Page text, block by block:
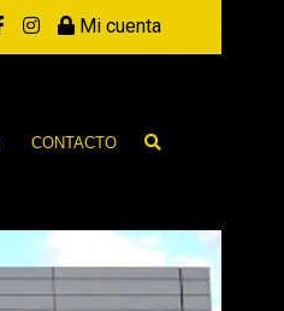
Mi cuenta
CONTACTO